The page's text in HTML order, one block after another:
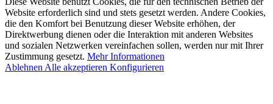
Website erforderlich sind und stets gesetzt werden. Andere Cookies,
die den Komfort bei Benutzung dieser Website erhöhen, der
Direktwerbung dienen oder die Interaktion mit anderen Websites
und sozialen Netzwerken vereinfachen sollen, werden nur mit Ihrer
Zustimmung gesetzt. Mehr Informationen
Ablehnen Alle akzeptieren Konfigurieren